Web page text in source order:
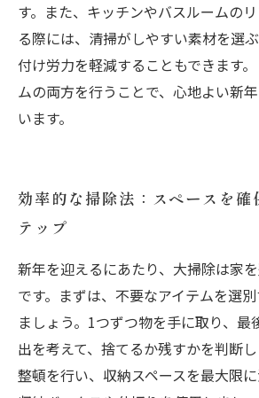
す。また、キッチンやバスルームの
る際には、清掃がしやすい素材を選
付け労力を軽減することもできます
ムの両方を行うことで、心地よい新
います。
効率的な掃除法：スペースを確
テップ
新年を迎えるにあたり、大掃除は家
です。まずは、不要なアイテムを選
ましょう。1つずつ物を手に取り、最
出を考えて、捨てるか残すかを判断
整頓を行い、収納スペースを最大限に